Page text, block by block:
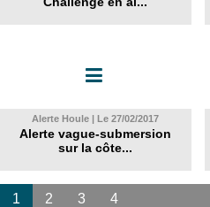
Alerte Houle | Le 27/02/2017
Alerte vague-submersion
sur la côte...
1 2 3 4